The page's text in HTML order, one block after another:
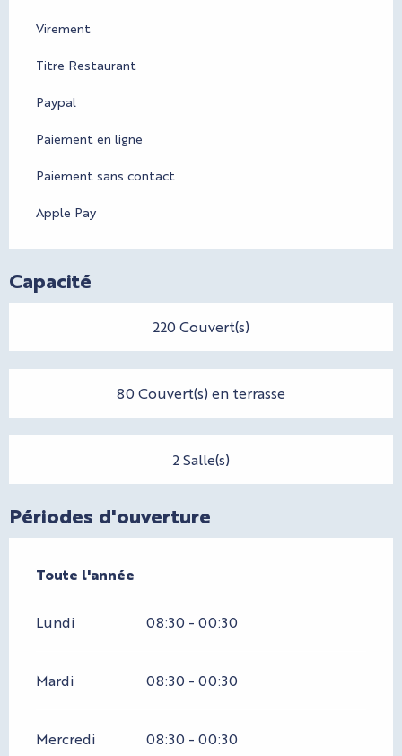
Virement
Titre Restaurant
Paypal
Paiement en ligne
Paiement sans contact
Apple Pay
Capacité
220 Couvert(s)
80 Couvert(s) en terrasse
2 Salle(s)
Périodes d'ouverture
Toute l'année
Toute l'année
Lundi 08:30 - 00:30
Mardi 08:30 - 00:30
Mercredi 08:30 - 00:30